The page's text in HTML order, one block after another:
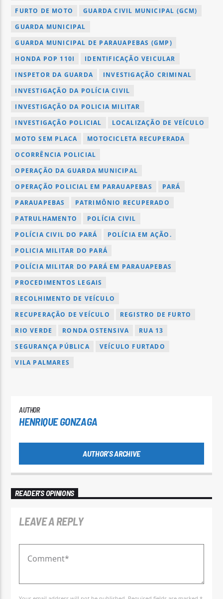
FURTO DE MOTO
GUARDA CIVIL MUNICIPAL (GCM)
GUARDA MUNICIPAL
GUARDA MUNICIPAL DE PARAUAPEBAS (GMP)
HONDA POP 110I
IDENTIFICAÇÃO VEICULAR
INSPETOR DA GUARDA
INVESTIGAÇÃO CRIMINAL
INVESTIGAÇÃO DA POLÍCIA CIVIL
INVESTIGAÇÃO DA POLICIA MILITAR
INVESTIGAÇÃO POLICIAL
LOCALIZAÇÃO DE VEÍCULO
MOTO SEM PLACA
MOTOCICLETA RECUPERADA
OCORRÊNCIA POLICIAL
OPERAÇÃO DA GUARDA MUNICIPAL
OPERAÇÃO POLICIAL EM PARAUAPEBAS
PARÁ
PARAUAPEBAS
PATRIMÔNIO RECUPERADO
PATRULHAMENTO
POLÍCIA CIVIL
POLÍCIA CIVIL DO PARÁ
POLÍCIA EM AÇÃO.
POLICIA MILITAR DO PARÁ
POLÍCIA MILITAR DO PARÁ EM PARAUAPEBAS
PROCEDIMENTOS LEGAIS
RECOLHIMENTO DE VEÍCULO
RECUPERAÇÃO DE VEÍCULO
REGISTRO DE FURTO
RIO VERDE
RONDA OSTENSIVA
RUA 13
SEGURANÇA PÚBLICA
VEÍCULO FURTADO
VILA PALMARES
AUTHOR
HENRIQUE GONZAGA
AUTHOR'S ARCHIVE
READER'S OPINIONS
LEAVE A REPLY